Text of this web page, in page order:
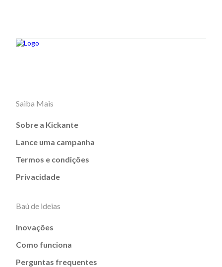
Saiba Mais
Sobre a Kickante
Lance uma campanha
Termos e condições
Privacidade
Baú de ideias
Inovações
Como funciona
Perguntas frequentes